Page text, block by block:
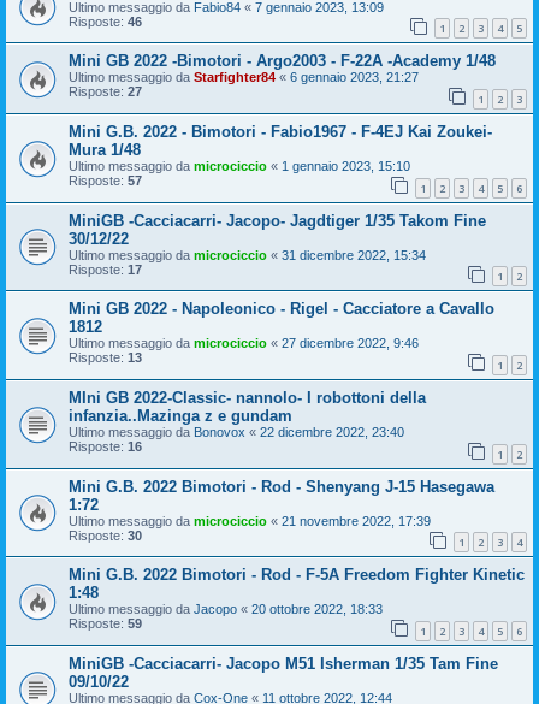
Ultimo messaggio da Fabio84 « 7 gennaio 2023, 13:09
Risposte: 46 1 2 3 4 5
Mini GB 2022 -Bimotori - Argo2003 - F-22A -Academy 1/48
Ultimo messaggio da Starfighter84 « 6 gennaio 2023, 21:27
Risposte: 27 1 2 3
Mini G.B. 2022 - Bimotori - Fabio1967 - F-4EJ Kai Zoukei-
Mura 1/48
Ultimo messaggio da microciccio « 1 gennaio 2023, 15:10
Risposte: 57 1 2 3 4 5 6
MiniGB -Cacciacarri- Jacopo- Jagdtiger 1/35 Takom Fine
30/12/22
Ultimo messaggio da microciccio « 31 dicembre 2022, 15:34
Risposte: 17 1 2
Mini GB 2022 - Napoleonico - Rigel - Cacciatore a Cavallo
1812
Ultimo messaggio da microciccio « 27 dicembre 2022, 9:46
Risposte: 13 1 2
MIni GB 2022-Classic- nannolo- I robottoni della
infanzia..Mazinga z e gundam
Ultimo messaggio da Bonovox « 22 dicembre 2022, 23:40
Risposte: 16 1 2
Mini G.B. 2022 Bimotori - Rod - Shenyang J-15 Hasegawa
1:72
Ultimo messaggio da microciccio « 21 novembre 2022, 17:39
Risposte: 30 1 2 3 4
Mini G.B. 2022 Bimotori - Rod - F-5A Freedom Fighter Kinetic
1:48
Ultimo messaggio da Jacopo « 20 ottobre 2022, 18:33
Risposte: 59 1 2 3 4 5 6
MiniGB -Cacciacarri- Jacopo M51 Isherman 1/35 Tam Fine
09/10/22
Ultimo messaggio da Cox-One « 11 ottobre 2022, 12:44